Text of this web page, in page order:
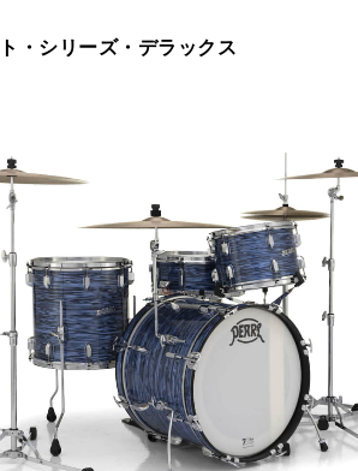
・シリーズ・デラックス